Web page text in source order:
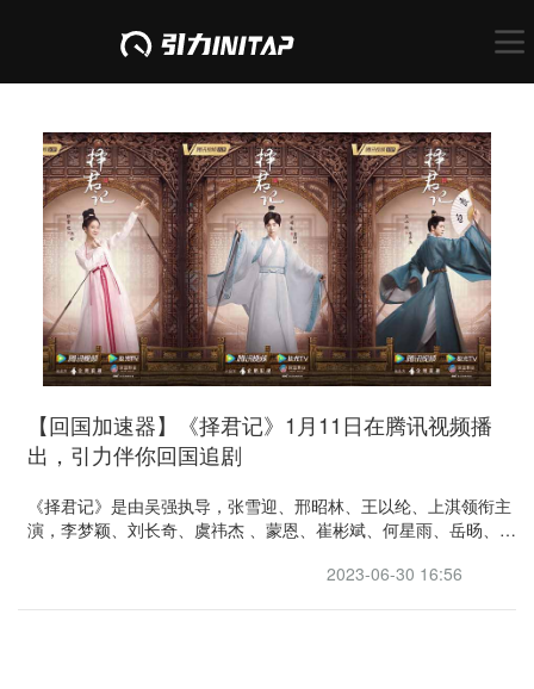
【回国加速器】《择君记》1月11日在腾讯视频播
出，引力伴你回国追剧
《择君记》是由吴强执导，张雪迎、邢昭林、王以纶、上淇领衔主
演，李梦颖、刘长奇、虞祎杰 、蒙恩、崔彬斌、何星雨、岳旸、赵
2023-06-30 16:56